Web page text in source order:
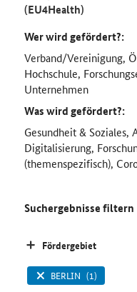
(EU4Health)
Wer wird gefördert?:
Verband/Vereinigung,
Hochschule,
Unternehmen
Was wird gefördert?:
Gesundheit & Soziales,
Digitalisierung,
(themenspezifisch),
Suchergebnisse filtern
Fördergebiet
BERLIN (1)